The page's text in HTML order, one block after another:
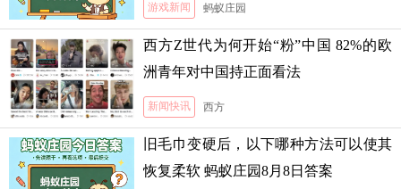
游戏新闻 蚂蚁庄园
西方Z世代为何开始“粉”中国 82%的欧
洲青年对中国持正面看法
新闻快讯 西方
旧毛巾变硬后，以下哪种方法可以使其
恢复柔软 蚂蚁庄园8月8日答案